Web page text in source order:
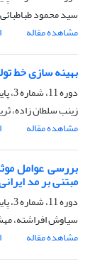
سید محمود
مشاهده مقاله
بهینه سازی خط
دوره 11، شماره 3، پاییز 1401، صفحه
زینب سلطان زاده،
مشاهده مقاله
بررسی عوامل
مبتنی بر مد
دوره 11، شماره 3، پاییز 1401، صفحه
سیاوش افراشته،
مشاهده مقاله